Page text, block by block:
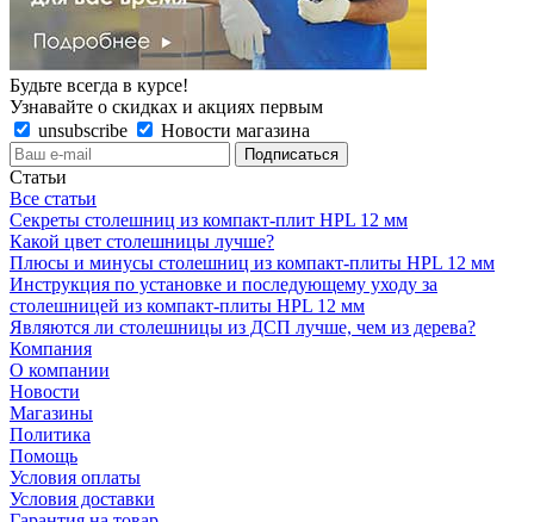
Будьте всегда в курсе!
Узнавайте о скидках и акциях первым
unsubscribe
Новости магазина
Статьи
Все статьи
Секреты столешниц из компакт-плит HPL 12 мм
Какой цвет столешницы лучше?
Плюсы и минусы столешниц из компакт-плиты HPL 12 мм
Инструкция по установке и последующему уходу за
столешницей из компакт-плиты HPL 12 мм
Являются ли столешницы из ДСП лучше, чем из дерева?
Компания
О компании
Новости
Магазины
Политика
Помощь
Условия оплаты
Условия доставки